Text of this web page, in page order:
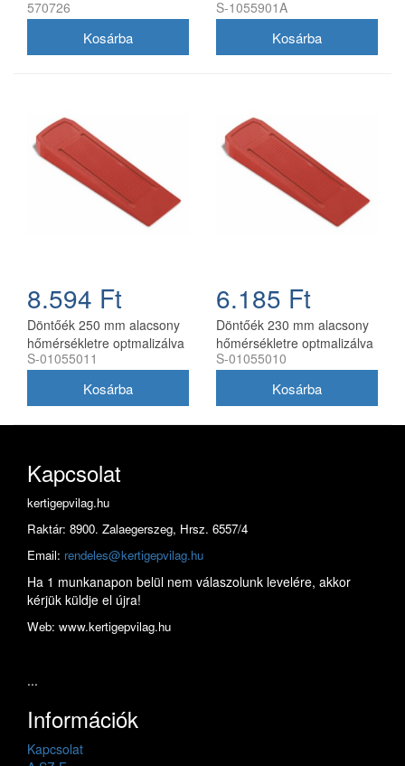
570726
S-1055901A
8.594 Ft
Döntőék 250 mm alacsony
hőmérsékletre optmalizálva
S-01055011
6.185 Ft
Döntőék 230 mm alacsony
hőmérsékletre optmalizálva
S-01055010
Kapcsolat
kertigepvilag.hu
Raktár: 8900. Zalaegerszeg, Hrsz. 6557/4
Email: rendeles@kertigepvilag.hu
Ha 1 munkanapon belül nem válaszolunk levelére, akkor
kérjük küldje el újra!
Web: www.kertigepvilag.hu
...
Információk
Kapcsolat